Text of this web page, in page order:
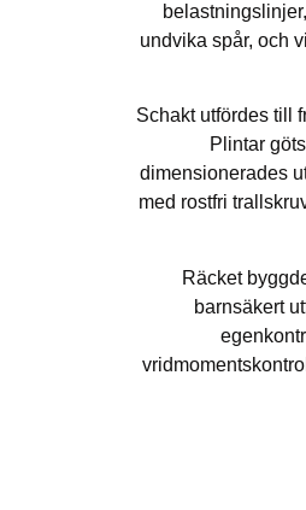
undvika spår, och
Schakt utfördes till
Plintar
dimensionerades
med rostfri
Räcket
barnsäkert